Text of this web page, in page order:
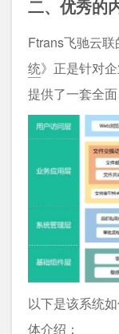
二、优秀的
Ftrans飞驰云联
统》正是针对
提供了一套全
以下是该系统
体介绍：